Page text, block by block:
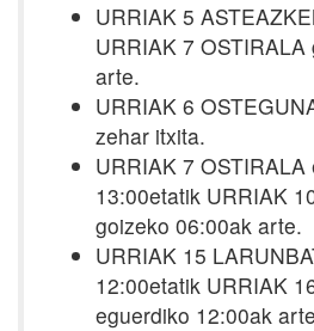
URRIAK 5
URRIAK 7
arte.
URRIAK 6
zehar itxita.
URRIAK 7 OSTIRALA
13:00etatik URRIAK
goizeko 06:00ak arte.
URRIAK 15
12:00etatik URRIAK
eguerdiko 12:00ak arte